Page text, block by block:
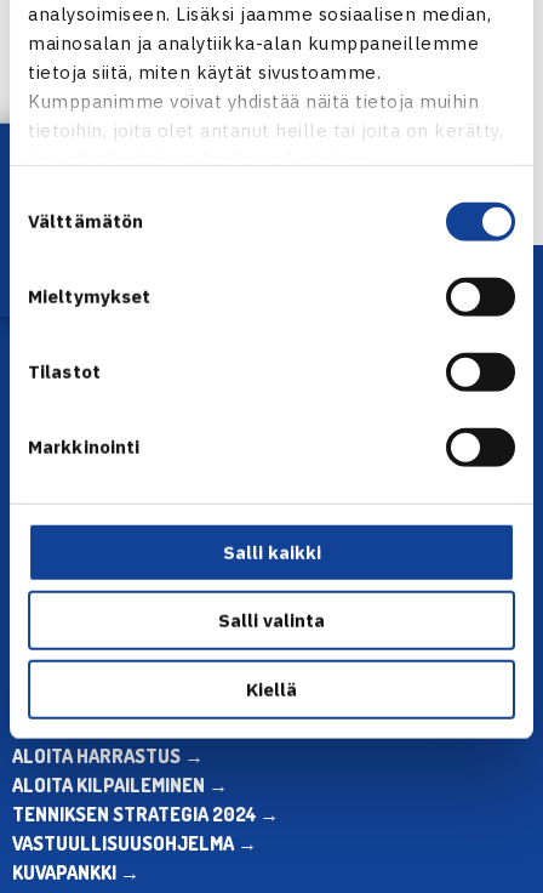
analysoimiseen. Lisäksi jaamme sosiaalisen median,
mainosalan ja analytiikka-alan kumppaneillemme
tietoja siitä, miten käytät sivustoamme.
Kumppanimme voivat yhdistää näitä tietoja muihin
tietoihin, joita olet antanut heille tai joita on kerätty,
valinta
Välttämätön
Mieltymykset
Tilastot
Markkinointi
Salli kaikki
Salli valinta
Kiellä
Jaa:
Lataa OmaTennis!
Toimiston puhelinajat:
ma-pe klo 10.00-12.00
Muina aikoina olkaa yhteydessä
sähköpostitse: toimisto@tennis.fi
ALOITA HARRASTUS →
ALOITA KILPAILEMINEN →
TENNIKSEN STRATEGIA 2024 →
VASTUULLISUUSOHJELMA →
KUVAPANKKI →